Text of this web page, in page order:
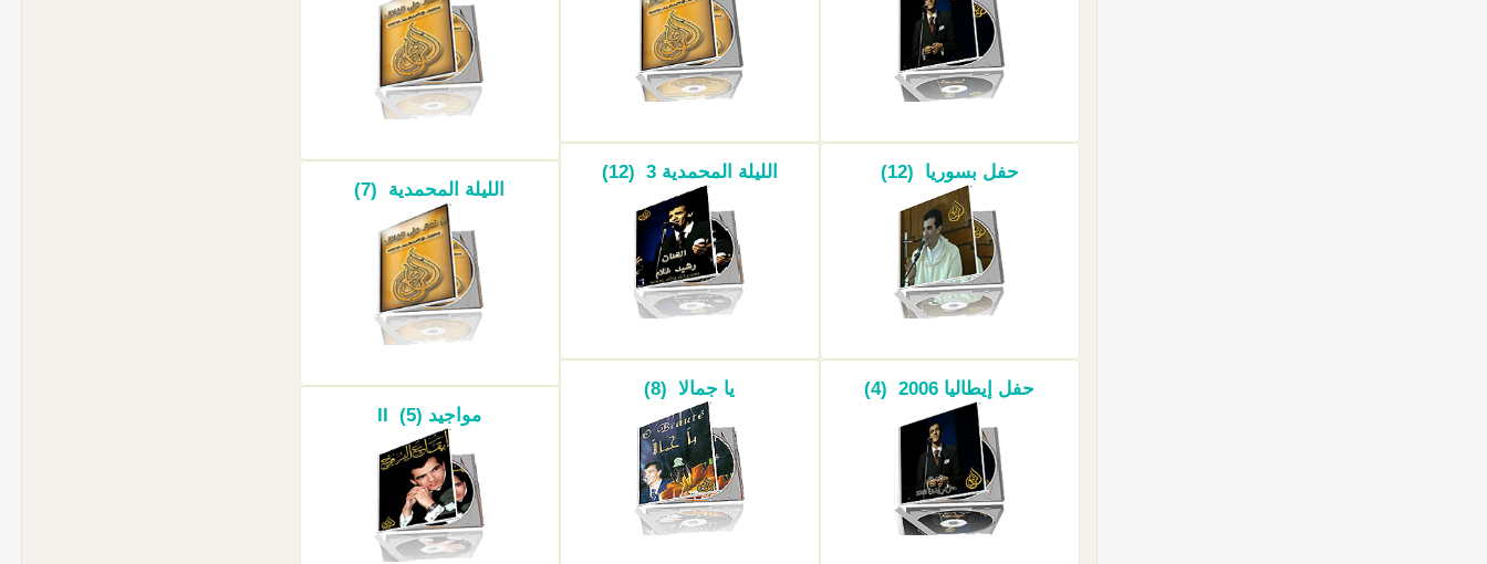
حفل بسوريا (12)
حفل إيطاليا 2006 (4)
الليلة المحمدية 3 (12)
يا جمالا (8)
الليلة المحمدية (7)
مواجيد II (5)